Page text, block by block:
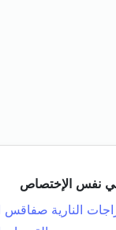
نفس الإختصاص
النارية صفاقس